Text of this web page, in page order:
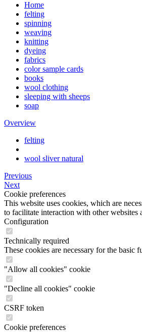
Home
felting
spinning
weaving
knitting
dyeing
fabrics
color sample cards
books
wool clothing
sleeping with sheeps
soap
Overview
felting
wool sliver natural
Previous
Next
Cookie preferences
This website uses cookies, which are
to facilitate interaction with other websites
Configuration
Technically required
These cookies are necessary for the basic
"Allow all cookies" cookie
"Decline all cookies" cookie
CSRF token
Cookie preferences